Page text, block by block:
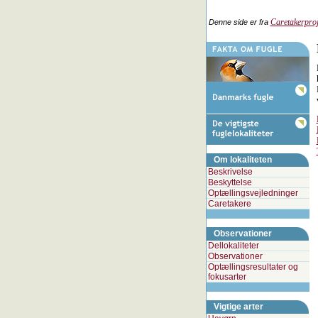
Denne side er fra
Om lokaliteten
Beskrivelse
Beskyttelse
Optællingsvejledninger
Caretakere
Observationer
Dellokaliteter
Observationer
Optællingsresultater og
fokusarter
Vigtige arter